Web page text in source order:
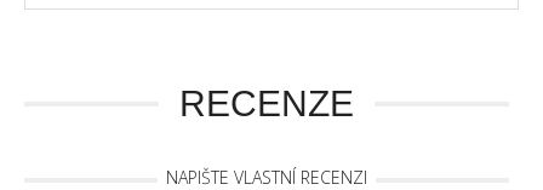
RECENZE
NAPIŠTE VLASTNÍ RECENZI